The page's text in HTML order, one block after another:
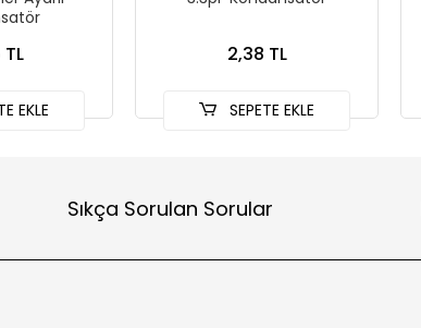
TL
EKLE
2,38 TL
SEPETE EKLE
Sıkça Sorulan Sorular